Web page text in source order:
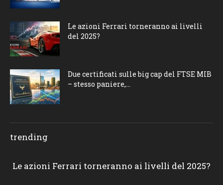
Le azioni Ferrari torneranno ai livelli
del 2025?
Due certificati sulle big cap del FTSE MIB
– stesso paniere,...
trending
Le azioni Ferrari torneranno ai livelli del 2025?